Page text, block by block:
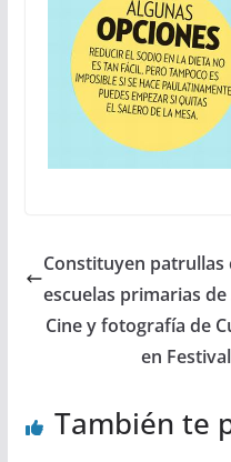
Constituyen patrullas
escuelas primarias
Cine y fotografía de
en
También te